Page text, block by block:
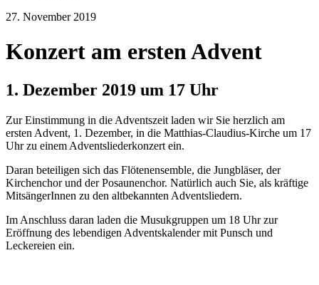
27. November 2019
Konzert am ersten Advent
1. Dezember 2019 um 17 Uhr
Zur Einstimmung in die Adventszeit laden wir Sie herzlich am
ersten Advent, 1. Dezember, in die Matthias-Claudius-Kirche um 17
Uhr zu einem Adventsliederkonzert ein.
Daran beteiligen sich das Flötenensemble, die Jungbläser, der
Kirchenchor und der Posaunenchor. Natürlich auch Sie, als kräftige
MitsängerInnen zu den altbekannten Adventsliedern.
Im Anschluss daran laden die Musukgruppen um 18 Uhr zur
Eröffnung des lebendigen Adventskalender mit Punsch und
Leckereien ein.